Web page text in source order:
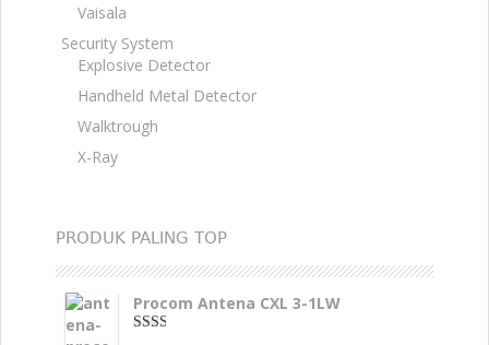
Vaisala
Security System
Explosive Detector
Handheld Metal Detector
Walktrough
X-Ray
PRODUK PALING TOP
Procom Antena CXL 3-1LW